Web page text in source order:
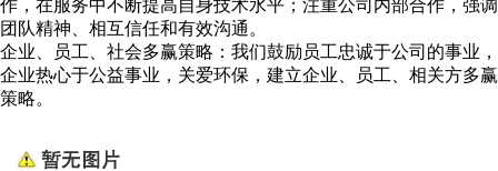
作，在服务中不断提高自身技术水平；注重公司内部合作，强调
团队精神、相互信任和有效沟通。
企业、员工、社会多赢策略：我们鼓励员工忠诚于公司的事业，
企业热心于公益事业，关爱环保，建立企业、员工、相关方多赢
策略。